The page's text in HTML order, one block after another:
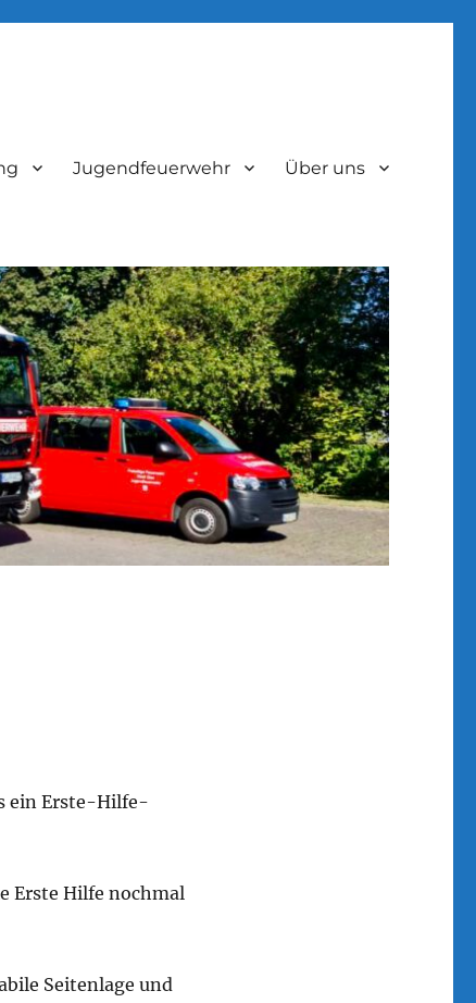
Jugendfeuerwehr Über uns
ein Erste-Hilfe-
Erste Hilfe nochmal
Seitenlage und